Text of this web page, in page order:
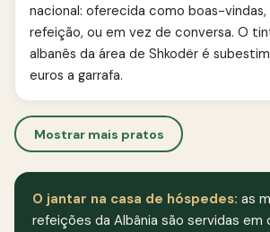
nacional: oferecida como boas-vindas,
refeição, ou em vez de conversa. O
albanês da área de Shkodër é
euros a garrafa.
Mostrar mais pratos
O jantar na casa de hóspedes: as
refeições da Albânia são servidas em